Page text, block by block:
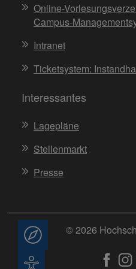
Online-
Campus-
Intranet
Ticketsystem:
Interessantes
Lagepläne
Stellenmarkt
Presse
© 2026
Beratung
Barrierefreiheit